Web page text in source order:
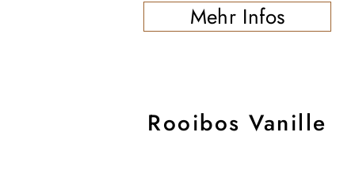
Mehr Infos
Rooibos Vanille